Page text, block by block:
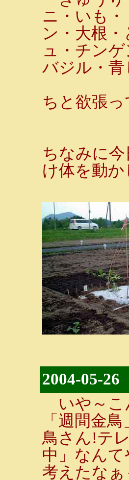
ニ・いも
ン・大根
ュ・チン
バジル・
ちと欲張
ちなみに
け体を動
2004-05-
いや～こ
「週間金
鳥さん!テ
中」なん
考えたな